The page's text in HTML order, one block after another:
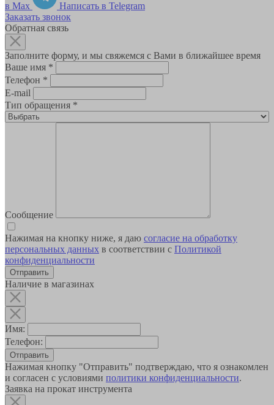
в Max
Написать в Telegram
Заказать звонок
Обратная связь
Заполните форму, и мы свяжемся с Вами в ближайшее время
Ваше имя *
Телефон *
E-mail
Тип обращения *
Сообщение
Нажимая на кнопку ниже, я даю согласие на обработку
персональных данных в соответствии с Политикой
конфиденциальности
Наличие в магазинах
Имя:
Телефон:
Отправить
Нажимая кнопку "Отправить" подтверждаю, что я ознакомлен
и согласен с условиями политики конфиденциальности.
Заявка на прокат инструмента